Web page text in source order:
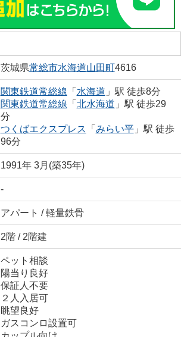
茨城県常総市水海道山田町4616
関東鉄道常総線 「 水海道 」駅 徒歩8分
関東鉄道常総線 「 北水海道 」駅 徒歩29
分
つくばエクスプレス 「 みらい平」駅 徒歩
96分
1991年 3月(築35年)
-
アパート / 軽量鉄骨
2階 / 2階建
ペット相談
陽当り良好
保証人不要
２人入居可
眺望良好
ガスコンロ設置可